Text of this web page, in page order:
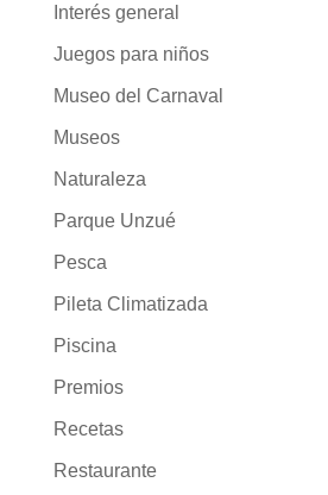
Interés general
Juegos para niños
Museo del Carnaval
Museos
Naturaleza
Parque Unzué
Pesca
Pileta Climatizada
Piscina
Premios
Recetas
Restaurante